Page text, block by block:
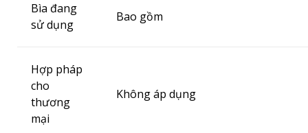
Bìa đang
sử dụng
Bao gồm
Hợp pháp
cho
thương
mại
Không áp dụng